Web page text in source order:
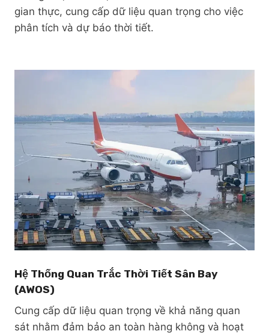
gian thực, cung cấp dữ liệu quan trọng cho việc
phân tích và dự báo thời tiết.
Hệ Thống Quan Trắc Thời Tiết Sân Bay
(AWOS)
Cung cấp dữ liệu quan trọng về khả năng quan
sát nhằm đảm bảo an toàn hàng không và hoạt